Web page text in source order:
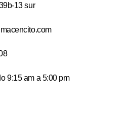
13 sur
9:15 am a 5:00 pm